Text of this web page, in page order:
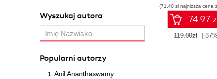
Wyszukaj autora
Popularni autorzy
Anil Ananthaswamy
środowiska
Wydanie III
(71,40 zł najniższa cena
74.97
119.00zł (-